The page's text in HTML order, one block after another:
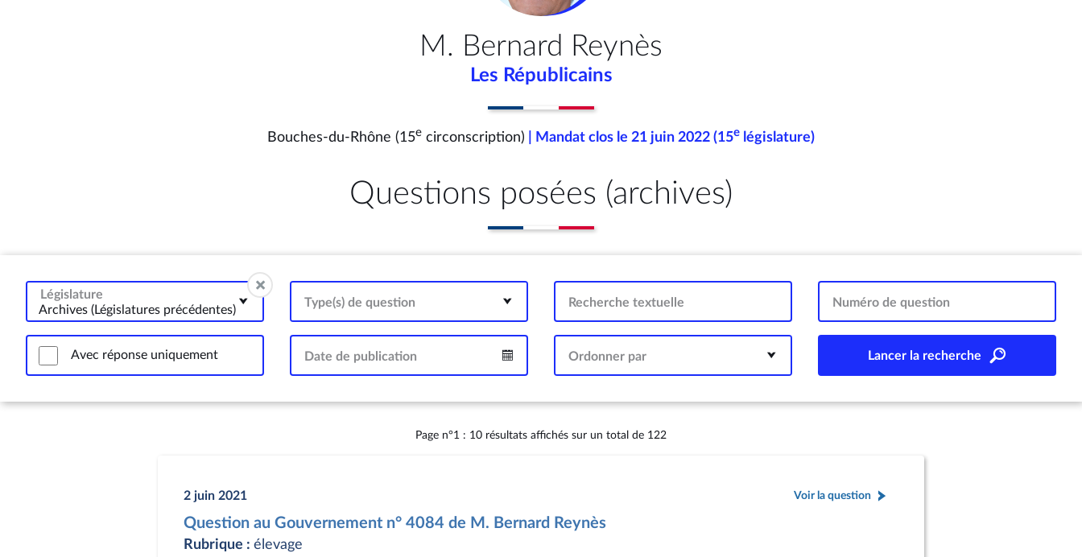
M. Bernard Reynès
Les Républicains
Bouches-du-Rhône (15e circonscription) | Mandat clos le 21 juin 2022 (15e législature)
Questions posées (archives)
Législature
Archives (Législatures précédentes)
Type(s) de question Recherche textuelle Numéro de question
Avec réponse uniquement Date de publication Ordonner par Lancer la recherche
Page n°1 : 10 résultats affichés sur un total de 122
2 juin 2021 Voir la question
Question au Gouvernement n° 4084 de M. Bernard Reynès
Rubrique : élevage